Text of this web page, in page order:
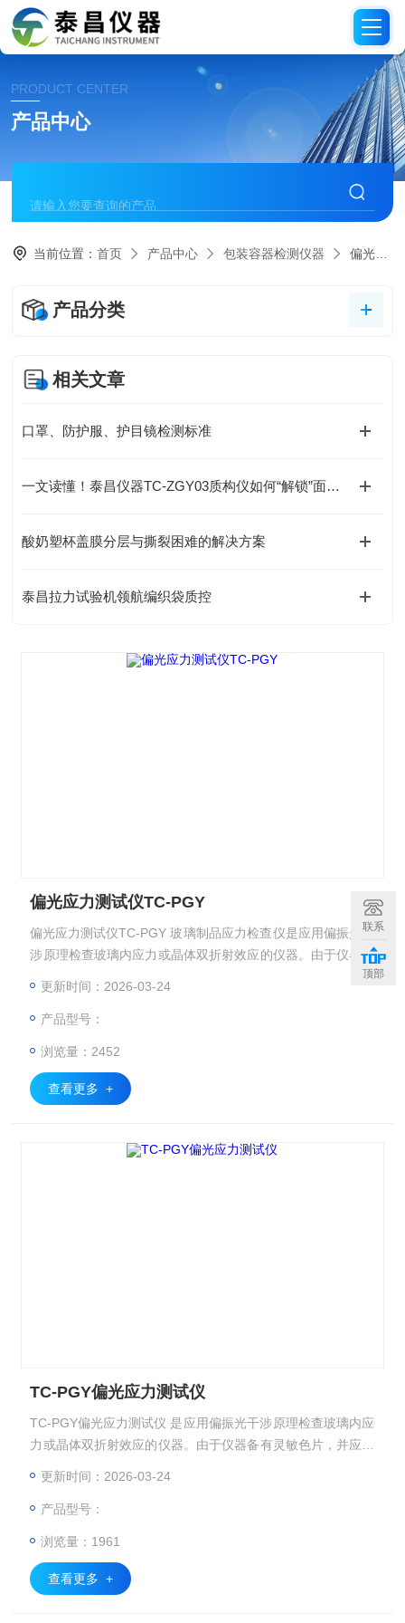
PRODUCT CENTER
产品中心
当前位置：首页 产品中心 包装容器检测仪器 偏光应力测试仪
产品分类
相关文章
口罩、防护服、护目镜检测标准
一文读懂！泰昌仪器TC-ZGY03质构仪如何“解锁”面团的隐藏密码？
酸奶塑杯盖膜分层与撕裂困难的解决方案
泰昌拉力试验机领航编织袋质控
偏光应力测试仪TC-PGY
偏光应力测试仪TC-PGY 玻璃制品应力检查仪是应用偏振光干
涉原理检查玻璃内应力或晶体双折射效应的仪器。由于仪器备
有灵敏色片，并应用1/4波片补偿方法，因此本仪器不仅可以
还可以准确的测量出玻璃的内应力数值。
更新时间：2026-03-24
产品型号：
浏览量：2452
查看更多 +
TC-PGY偏光应力测试仪
TC-PGY偏光应力测试仪 是应用偏振光干涉原理检查玻璃内应
力或晶体双折射效应的仪器。由于仪器备有灵敏色片，并应用
玻璃的内应力数值。
更新时间：2026-03-24
产品型号：
浏览量：1961
查看更多 +
联系
顶部